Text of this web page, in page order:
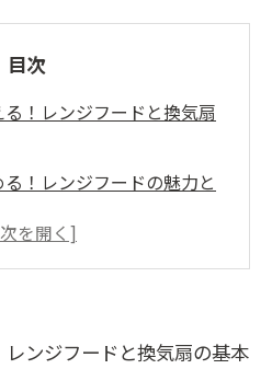
目次
！レンジフードと換気扇
！レンジフードの魅力と
ンの空気をどのように守
うンジフードと換気扇の基本